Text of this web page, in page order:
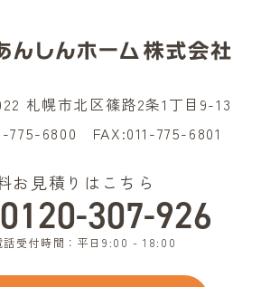
札幌市北区篠路2条1丁目9-13
775-6800 FAX:011-775-6801
お見積りはこちら
0120-307-926
話受付時間：平日9:00 - 18:00